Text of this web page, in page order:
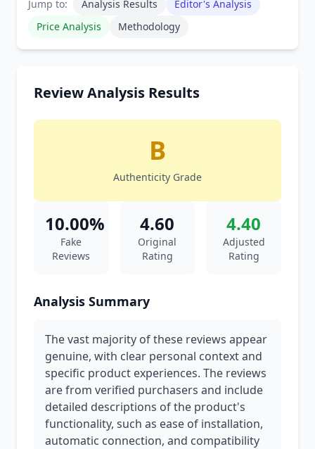
Jump to: Analysis Results
Editor's Analysis
Price Analysis
Methodology
Review Analysis Results
B
Authenticity Grade
10.00%
Fake
Reviews
4.60
Original
Rating
4.40
Adjusted
Rating
Analysis Summary
The vast majority of these reviews appear
genuine, with clear personal context and
specific product experiences. The reviews
are from verified purchasers and include
detailed descriptions of the product's
functionality, such as ease of installation,
automatic connection, and compatibility